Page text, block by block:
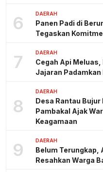
6 DAERAH
Panen Padi di
Tegaskan
7 DAERAH
Cegah Api
Jajaran Padamkan
8
DAERAH
Desa Rantau Bujur
Pambakal Ajak
Keagamaan
9 DAERAH
Belum Terungkap,
Resahkan Warga